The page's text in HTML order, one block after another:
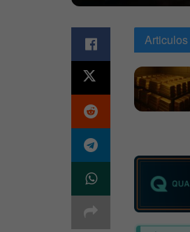
Articulos